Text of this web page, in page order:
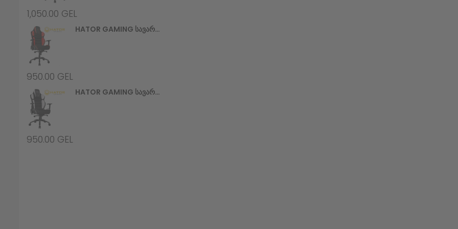
1,050.00 GEL
HATOR GAMING Სავარძელი Hypersport V2 (HTC-946) Black/Red
950.00 GEL
HATOR GAMING Სავარძელი Hypersport V2 (HTC-948) Black/White
950.00 GEL